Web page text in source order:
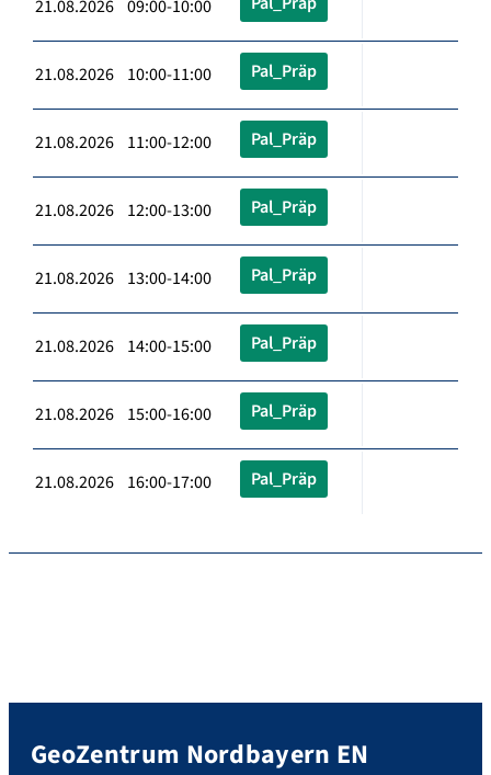
21.08.2026 09:00-10:00
21.08.2026 10:00-11:00 Pal_Präp
21.08.2026 11:00-12:00 Pal_Präp
21.08.2026 12:00-13:00 Pal_Präp
21.08.2026 13:00-14:00 Pal_Präp
21.08.2026 14:00-15:00 Pal_Präp
21.08.2026 15:00-16:00 Pal_Präp
21.08.2026 16:00-17:00 Pal_Präp
GeoZentrum Nordbayern EN